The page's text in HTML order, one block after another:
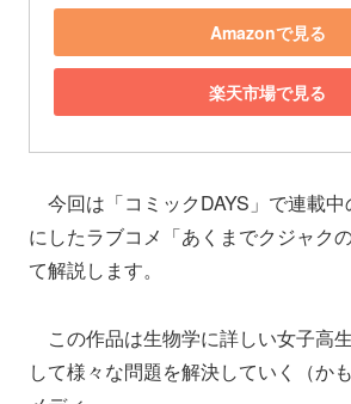
Amazonで見る
楽天市場で見る
今回は「コミックDAYS」で連載
にしたラブコメ「あくまでクジャク
て解説します。
この作品は生物学に詳しい女子高
して様々な問題を解決していく（か